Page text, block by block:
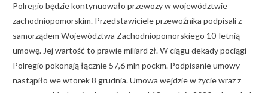
Polregio będzie kontynuowało przewozy w województwie
zachodniopomorskim. Przedstawiciele przewoźnika podpisali z
samorządem Województwa Zachodniopomorskiego 10-letnią
umowę. Jej wartość to prawie miliard zł. W ciągu dekady pociągi
Polregio pokonają łącznie 57,6 mln pockm. Podpisanie umowy
nastąpiło we wtorek 8 grudnia. Umowa wejdzie w życie wraz z